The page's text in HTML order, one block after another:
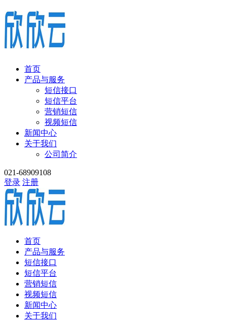
首页
产品与服务
短信接口
短信平台
营销短信
视频短信
新闻中心
关于我们
公司简介
021-68909108
登录 注册
首页
产品与服务
短信接口
短信平台
营销短信
视频短信
新闻中心
关于我们